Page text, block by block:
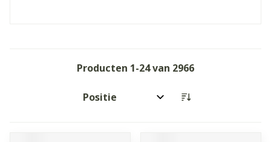
Producten 1-24van 2966
Sorteer op: